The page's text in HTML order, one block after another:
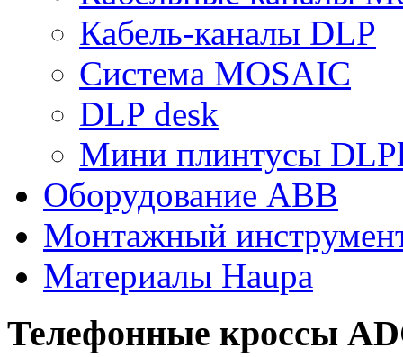
Кабель-каналы DLP
Система MOSAIC
DLP desk
Мини плинтусы
Оборудование ABB
Монтажный
Материалы Haupa
Телефонные кроссы